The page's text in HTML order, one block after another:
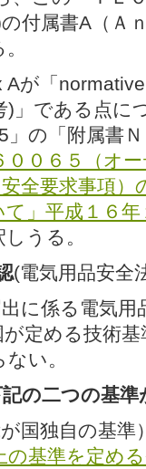
付属書A（Ａ
Aが「
)」である点に
」の「附属書
００６５（オ
全要求事項）
」平成１６年
うる。
(電気用品安全
に係る電気用
定める技術
い。
の二つの基準
が国独自の基準
の基準を定め